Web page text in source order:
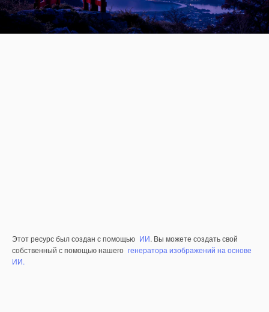
Этот ресурс был создан с помощью ИИ. Вы можете создать свой
собственный с помощью нашего генератора изображений на основе
ИИ.